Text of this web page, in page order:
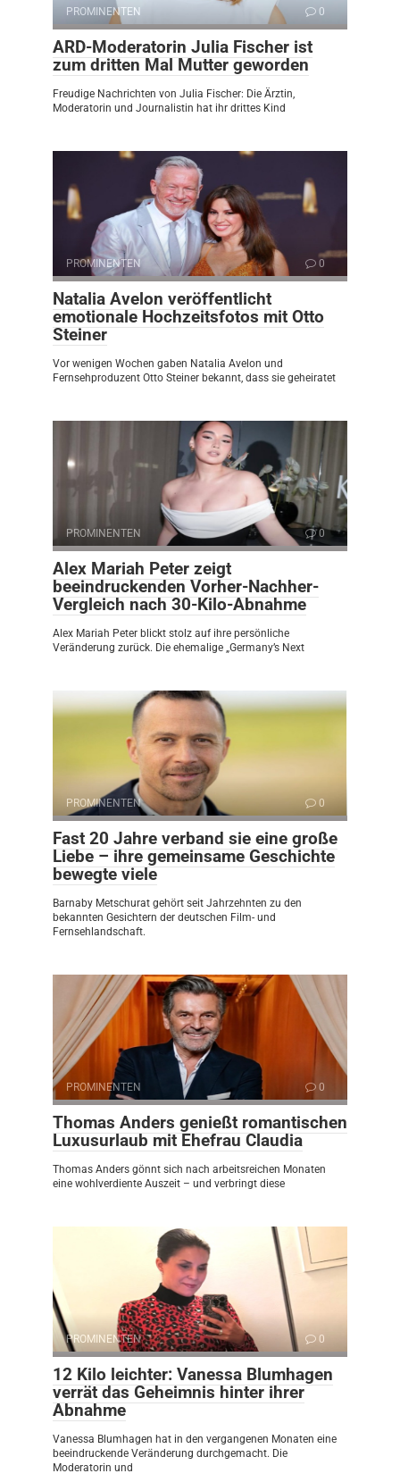
PROMINENTEN 0
ARD-Moderatorin Julia Fischer ist
zum dritten Mal Mutter geworden
Freudige Nachrichten von Julia Fischer: Die Ärztin,
Moderatorin und Journalistin hat ihr drittes Kind
PROMINENTEN 0
Natalia Avelon veröffentlicht
emotionale Hochzeitsfotos mit Otto
Steiner
Vor wenigen Wochen gaben Natalia Avelon und
Fernsehproduzent Otto Steiner bekannt, dass sie geheiratet
PROMINENTEN 0
Alex Mariah Peter zeigt
beeindruckenden Vorher-Nachher-
Vergleich nach 30-Kilo-Abnahme
Alex Mariah Peter blickt stolz auf ihre persönliche
Veränderung zurück. Die ehemalige „Germany’s Next
PROMINENTEN 0
Fast 20 Jahre verband sie eine große
Liebe – ihre gemeinsame Geschichte
bewegte viele
Barnaby Metschurat gehört seit Jahrzehnten zu den
bekannten Gesichtern der deutschen Film- und
Fernsehlandschaft.
PROMINENTEN 0
Thomas Anders genießt romantischen
Luxusurlaub mit Ehefrau Claudia
Thomas Anders gönnt sich nach arbeitsreichen Monaten
eine wohlverdiente Auszeit – und verbringt diese
PROMINENTEN 0
12 Kilo leichter: Vanessa Blumhagen
verrät das Geheimnis hinter ihrer
Abnahme
Vanessa Blumhagen hat in den vergangenen Monaten eine
beeindruckende Veränderung durchgemacht. Die
Moderatorin und